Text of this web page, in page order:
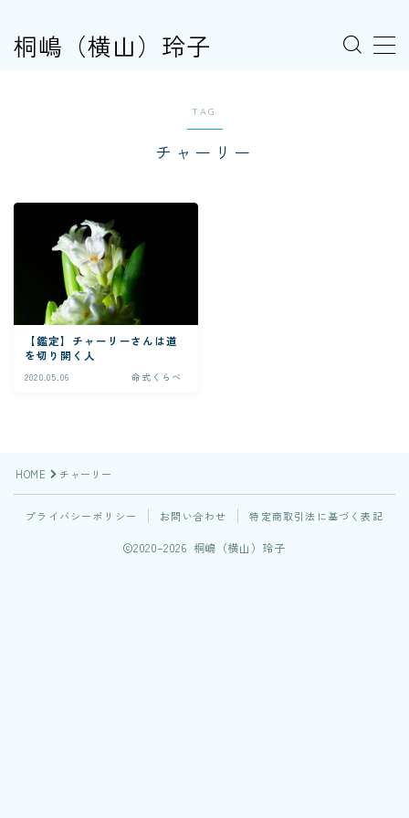
桐嶋（横山）玲子
お問い合わせ
TAG
チャーリー
【鑑定】チャーリーさんは道
を切り開く人
2020.05.06 命式くらべ
HOME チャーリー
プライバシーポリシー お問い合わせ 特定商取引法に基づく表記
2020–2026 桐嶋（横山）玲子